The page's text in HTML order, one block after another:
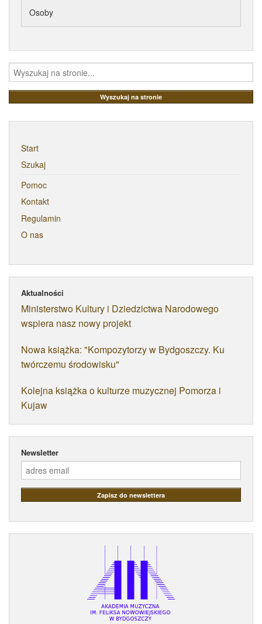
Osoby
Start
Szukaj
Pomoc
Kontakt
Regulamin
O nas
Aktualności
Ministerstwo Kultury i Dziedzictwa Narodowego
wspiera nasz nowy projekt
Nowa książka: "Kompozytorzy w Bydgoszczy. Ku
twórczemu środowisku"
Kolejna książka o kulturze muzycznej Pomorza i
Kujaw
Newsletter